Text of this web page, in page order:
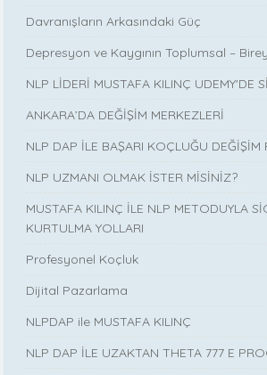
Davranışların Arkasındaki Güç
Depresyon ve Kaygının Toplumsal –
NLP LİDERİ MUSTAFA KILINÇ UDEMY'DE
ANKARA’DA DEĞİŞİM MERKEZLERİ
NLP DAP İLE BAŞARI KOÇLUĞU DEĞİŞİM
NLP UZMANI OLMAK İSTER MİSİNİZ?
MUSTAFA KILINÇ İLE NLP METODUYLA
KURTULMA YOLLARI
Profesyonel Koçluk
Dijital Pazarlama
NLPDAP ile MUSTAFA KILINÇ
NLP DAP İLE UZAKTAN THETA 777 E